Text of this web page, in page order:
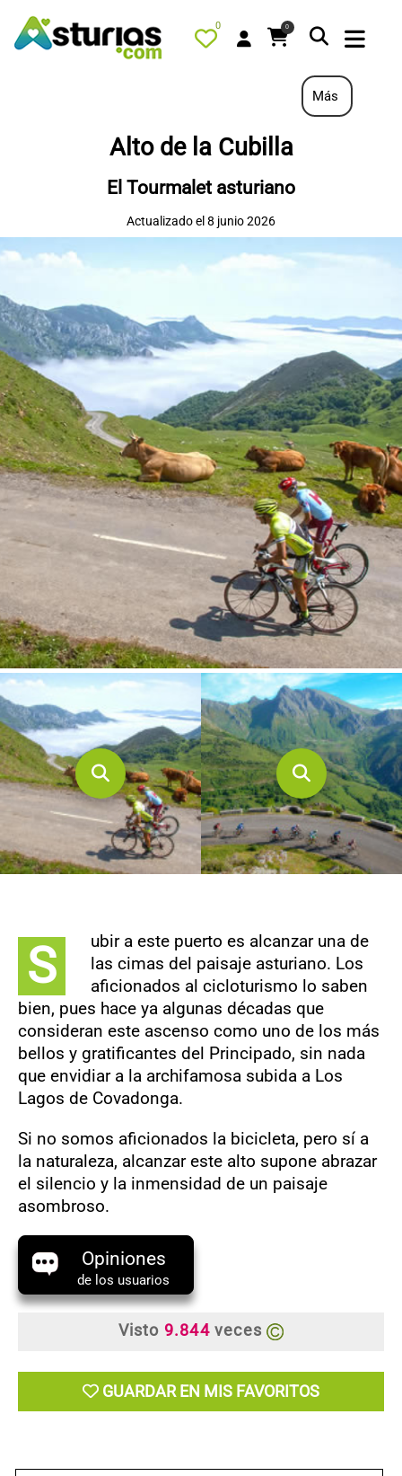
0 0
QUÉ HACER
ALOJAMIENTOS
RESTAURANTES
TIENDA
AGENDA
CONTACTO
Más
Alto de la Cubilla
El Tourmalet asturiano
Actualizado el 8 junio 2026
S
ubir a este puerto es alcanzar una de
las cimas del paisaje asturiano. Los
aficionados al cicloturismo lo saben
bien, pues hace ya algunas décadas que
consideran este ascenso como uno de los más
bellos y gratificantes del Principado, sin nada
que envidiar a la archifamosa subida a Los
Lagos de Covadonga.
Si no somos aficionados la bicicleta, pero sí a
la naturaleza, alcanzar este alto supone abrazar
el silencio y la inmensidad de un paisaje
asombroso.
de los usuarios
Visto 9.844 veces
GUARDAR EN MIS FAVORITOS